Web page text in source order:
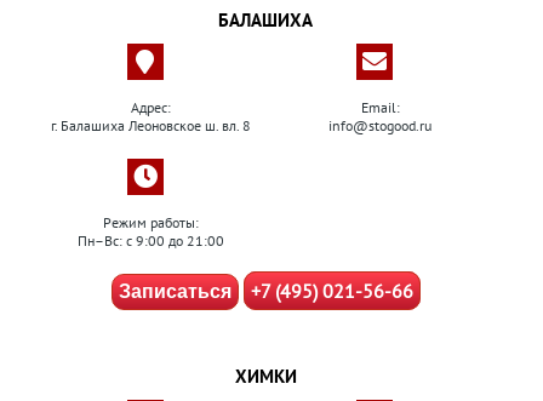
БАЛАШИХА
Адрес:
г. Балашиха Леоновское ш. вл. 8
Email:
info@stogood.ru
Режим работы:
Пн–Вс: с 9:00 до 21:00
Записаться +7 (495) 021-56-66
ХИМКИ